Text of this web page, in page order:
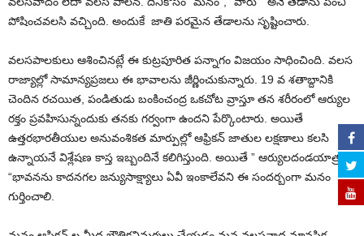
పోషించవలసి వచ్చింది. అందుకే జాతి పరమైన తేడాలను సృష్టించారు.
వలసపాలకులు ఆశించినట్లే ఈ కుట్రపూరిత పన్నాగం విజయం సాధించింది. వలస
రాజ్యాల్లో సామాన్యప్రజలు ఈ భావాలను జీర్ణించుకున్నారు. 19 వ శతాబ్దానికి
చెందిన రచయిత, పండితుడు బంకించంద్ర ఒకచోట వ్రాస్తూ తన శరీరంలో ఆర్యుల
రక్తం ప్రవహిసున్నందుకు తనకు గర్వంగా ఉందని పేర్కొంటారు. అయితే
ఉత్తరభారతీయుల అనువంశికత మార్పుల్లో ఆఫ్రికన్ జాతుల లక్షణాలు కలసి
ఉన్నాయనే విశ్లేషణ కాస్త ఇబ్బందినే కలిగిస్తుంది. అయితే ” ఆర్యులదండయాత్ర
“భావనను కాదనగల జన్యుసాక్ష్యాలు ఏవీ ఇంకాలేవని ఈ సందర్బంగా మనం
గుర్తించాలి.